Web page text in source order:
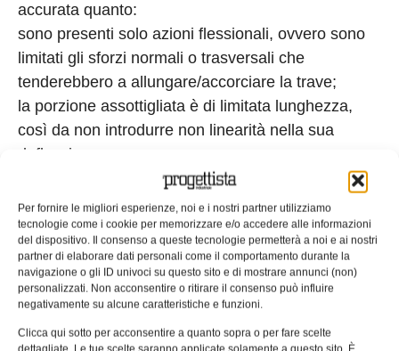
Per fornire le migliori esperienze, noi e i nostri partner utilizziamo
tecnologie come i cookie per memorizzare e/o accedere alle informazioni
del dispositivo. Il consenso a queste tecnologie permetterà a noi e ai nostri
partner di elaborare dati personali come il comportamento durante la
navigazione o gli ID univoci su questo sito e di mostrare annunci (non)
personalizzati. Non acconsentire o ritirare il consenso può influire
negativamente su alcune caratteristiche e funzioni.
Clicca qui sotto per acconsentire a quanto sopra o per fare scelte
accurata quanto:
sono presenti solo azioni flessionali, ovvero sono
limitati gli sforzi normali o trasversali che
tenderebbero a allungare/accorciare la trave;
la porzione assottigliata è di limitata lunghezza,
così da non introdurre non linearità nella sua
deflessione.
In una cerniera flessibile di piccola lunghezza la
sollecitazione massima si misura in
corrispondenza della sezione incastrata del
segmento assottigliato. È proprio lì che dovrà
essere eseguita la verifica di resistenza.
Considerando il solo contributo del momento
della sezione incastrata pari aM la tensione